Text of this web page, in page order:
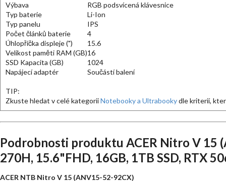
Výbava
RGB podsvícená klávesnice
Typ baterie
Li-Ion
Typ panelu
IPS
Počet článků baterie
4
Úhlopříčka displeje (")
15.6
Velikost paměti RAM (GB)16
SSD Kapacita (GB)
1024
Napájecí adaptér
Součástí balení
TIP:
Zkuste hledat v celé kategoriiNotebooky a Ultrabookydle kriterií,
Podrobnosti produktu ACER Nitro V 15
270H, 15.6"FHD, 16GB, 1TB SSD, RTX
ACER NTB Nitro V 15 (ANV15-52-92CX)